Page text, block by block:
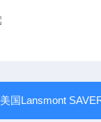
美国Lansmont SAVER 9X30